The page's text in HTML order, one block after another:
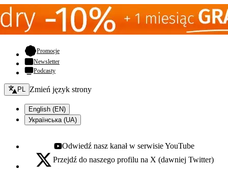
Promocje- otwiera się w nowej karcie
Newsletter
Podcasty
Zmień język - bieżący:
PL Zmień język strony
English (EN)
Українська (UA)
Youtube - otwiera się w nowej karcie
Odwiedź nasz kanał w serwisie YouTube
X - otwiera się w nowej karcie
Przejdź do naszego profilu na X (dawniej Twitter)